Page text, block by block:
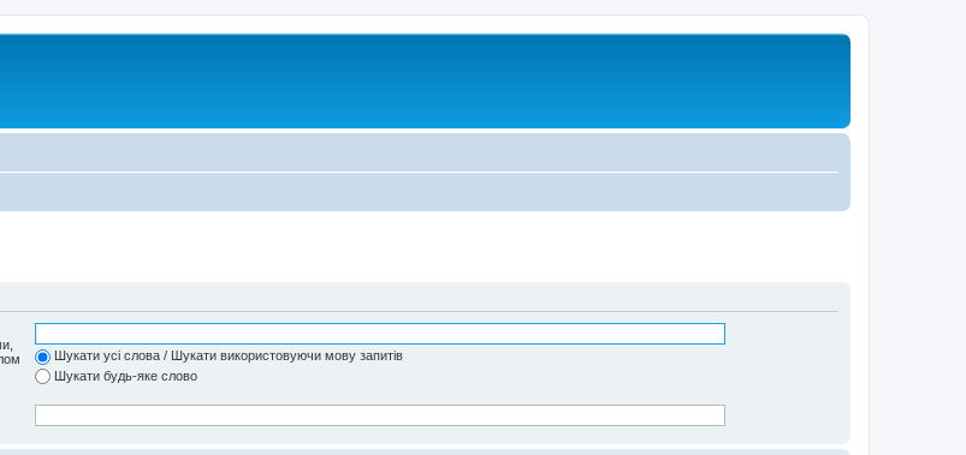
Шукати усі слова / Шукати використовуючи мову запитів
Шукати будь-яке слово